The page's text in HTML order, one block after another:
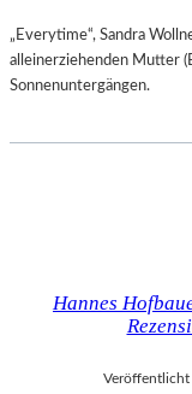
„Everytime“, Sandra
alleinerziehenden Mutter
Sonnenuntergängen.
Hannes
Veröffentlicht